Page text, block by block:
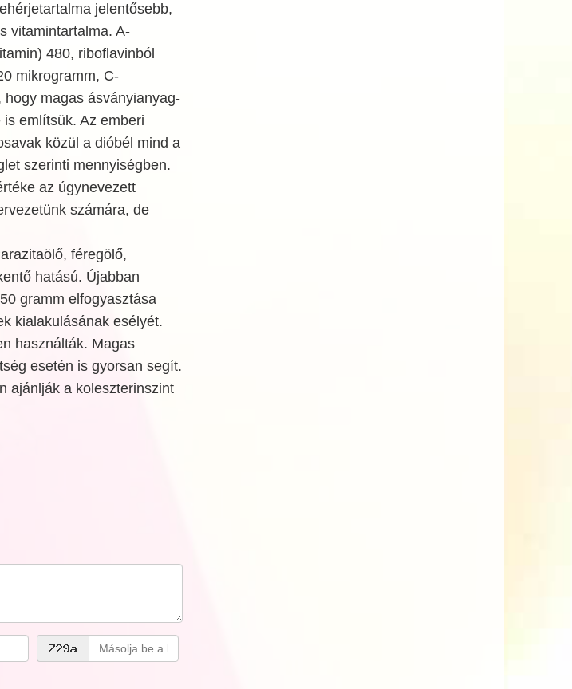
jelentősebb,
vitamintartalma. A-
480, riboflavinból
mikrogramm, C-
magas ásványianyag-
említsük. Az emberi
közül a dióbél mind a
szerinti mennyiségben.
az úgynevezett
számára, de
féregölő,
hatású. Újabban
gramm elfogyasztása
kialakulásának esélyét.
használták. Magas
esetén is gyorsan segít.
ajánlják a koleszterinszint